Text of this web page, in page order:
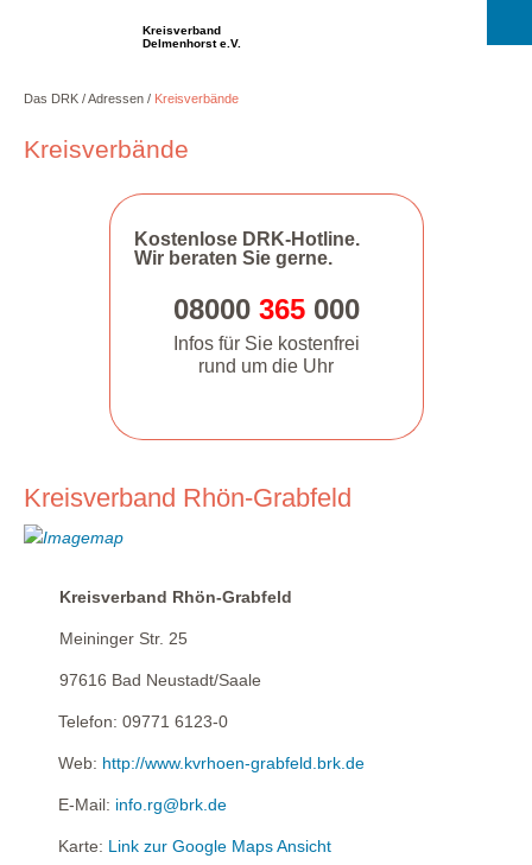
Kreisverband
Delmenhorst e.V.
Das DRK Adressen Kreisverbände
Kreisverbände
Kostenlose DRK-Hotline.
Wir beraten Sie gerne.
08000 365000
Infos für Sie kostenfrei
rund um die Uhr
Kreisverband Rhön-Grabfeld
Kreisverband Rhön-Grabfeld
Meininger Str. 25
97616 Bad Neustadt/Saale
Telefon: 09771 6123-0
Web: http://www.kvrhoen-grabfeld.brk.de
E-Mail: info.rg@brk.de
Karte: Link zur Google Maps Ansicht